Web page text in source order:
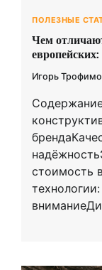
ПОЛЕЗНЫЕ
Чем
Игорь
стоимость